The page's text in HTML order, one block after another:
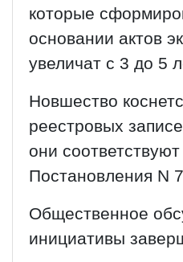
которые
основании актов
увеличат с 3 до 5
Новшество
реестровых
они
Постановления N
Общественное
инициативы